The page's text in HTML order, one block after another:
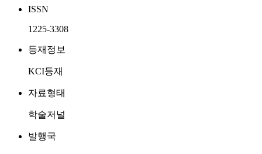
ISSN
1225-3308
등재정보
KCI등재
자료형태
학술저널
발행국